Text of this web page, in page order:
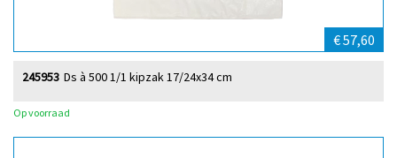
€ 57,60
Ds à 500 1/1 kipzak 17/24x34 cm
245953
Op voorraad